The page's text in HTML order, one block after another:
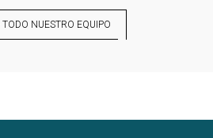
NUESTRO EQUIPO